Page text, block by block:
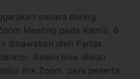
secara daring
Meeting pada Kamis, 6
dibawakan oleh Farida
Selain bisa diikuti
link Zoom, para peserta